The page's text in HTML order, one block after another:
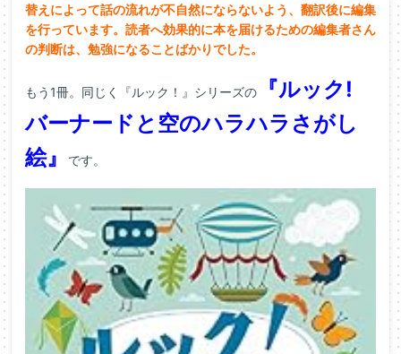
替えによって話の流れが不自然にならないよう、翻訳後に編集
を行っています。読者へ効果的に本を届けるための編集者さん
の判断は、勉強になることばかりでした。
もう1冊。同じく『ルック！』シリーズの
『ルック!
バーナードと空のハラハラさがし
絵』
です。